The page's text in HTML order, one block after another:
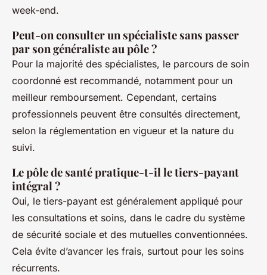
week-end.
Peut-on consulter un spécialiste sans passer
par son généraliste au pôle ?
Pour la majorité des spécialistes, le parcours de soin
coordonné est recommandé, notamment pour un
meilleur remboursement. Cependant, certains
professionnels peuvent être consultés directement,
selon la réglementation en vigueur et la nature du
suivi.
Le pôle de santé pratique-t-il le tiers-payant
intégral ?
Oui, le tiers-payant est généralement appliqué pour
les consultations et soins, dans le cadre du système
de sécurité sociale et des mutuelles conventionnées.
Cela évite d’avancer les frais, surtout pour les soins
récurrents.